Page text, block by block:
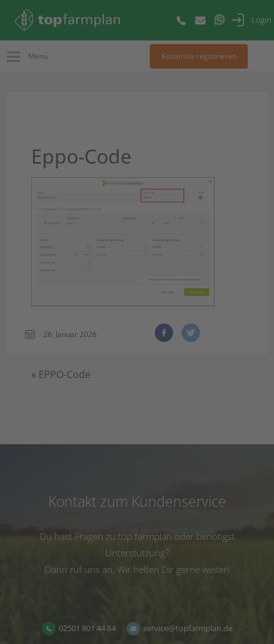
Login
Menü Kostenlos registrieren
Eppo-Code
26. Januar 2026
« EPPO-Code
Kontakt zum Kundenservice
Du hast Fragen zu top farmplan oder benötigst
Unterstützung?
Dann ruf uns an. Wir helfen Dir gerne weiter!
02501 801 44 84 service@topfarmplan.de